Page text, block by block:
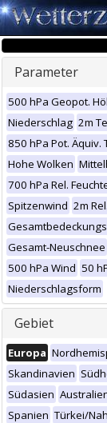
Parameter
500 hPa Geopot.
Niederschlag 2m
850 hPa Pot. Äquiv.
Hohe Wolken
700 hPa Rel.
Spitzenwind 2m
Gesamt-Neuschnee
500 hPa Wind 50
Niederschlagsform
Gebiet
Europa
Skandinavien
Südasien
Spanien Türkei/